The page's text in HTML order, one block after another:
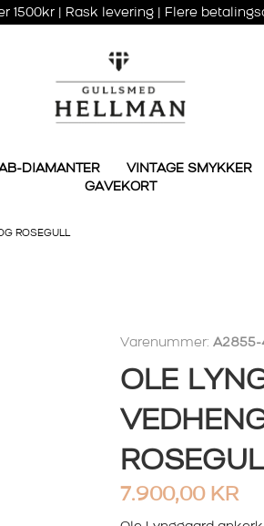
1500kr | Rask levering | Flere
DIAMANTER VINTAGE SMYKKER
GAVEKORT
ROSEGULL
Varenummer: A2855-
OLE
7.900,00 KR